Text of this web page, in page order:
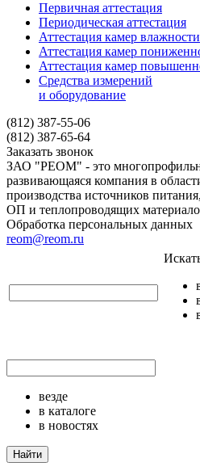
Первичная аттестация
Периодическая аттестация
Аттестация камер влажности
Аттестация камер
Аттестация камер
Средства измерений
и оборудование
(812) 387-55-06
(812) 387-65-64
Заказать звонок
ЗАО "РЕОМ" - это
развивающаяся компания в
производства источников
ОП и теплопроводящих
Обработка персональных данных
reom@reom.ru
везде
в каталоге
в новостях
Найти